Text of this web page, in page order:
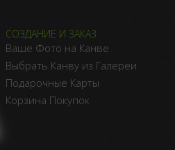
СОЗДАНИЕ И ЗАКАЗ
Ваше Фото на Канве
Выбрать Канву из Галереи
Подарочные Карты
Корзина Покупок